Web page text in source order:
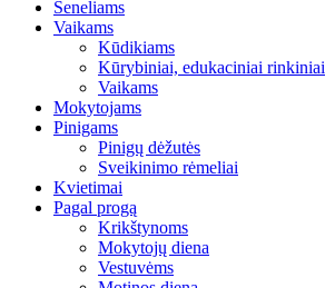
Seneliams
Vaikams
Kūdikiams
Kūrybiniai, edukaciniai rinkiniai
Vaikams
Mokytojams
Pinigams
Pinigų dėžutės
Sveikinimo rėmeliai
Kvietimai
Pagal progą
Krikštynoms
Mokytojų diena
Vestuvėms